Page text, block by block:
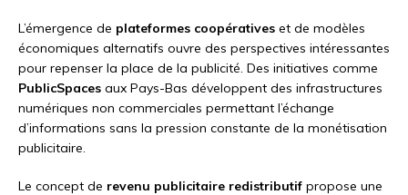
L’émergence de plateformes coopératives et de modèles
économiques alternatifs ouvre des perspectives intéressantes
pour repenser la place de la publicité. Des initiatives comme
PublicSpaces aux Pays-Bas développent des infrastructures
numériques non commerciales permettant l’échange
d’informations sans la pression constante de la monétisation
publicitaire.
Le concept de revenu publicitaire redistributif propose une